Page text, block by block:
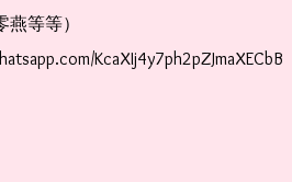
等等）
KcaXIj4y7ph2pZJmaXECbB